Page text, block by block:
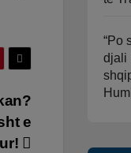
e
“Po
djali